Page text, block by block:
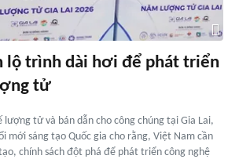
lộ trình dài hơi để phát triển
tử
lượng tử và bán dẫn cho công chúng tại Gia Lai,
mới sáng tạo Quốc gia cho rằng, Việt Nam cần
chính sách đột phá để phát triển công nghệ